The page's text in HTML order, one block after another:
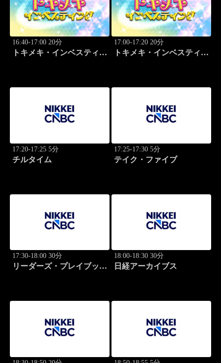
16:40-17:00 20分
トキメキ・インベスティン
17:00-17:20 20分
トキメキ・インベスティン
17:20-17:25 5分
チルタイム
17:25-17:30 5分
テイク・ファイブ
17:30-18:00 30分
リーダーズ・プレイブック
18:00-18:30 30分
日経アーカイブス